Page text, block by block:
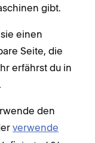
gibt.
einen
Seite, die
erfährst du in
.
den
verwende